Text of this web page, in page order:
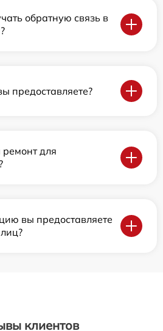
обратную связь в
предоставляете?
для
вы предоставляете
клиентов